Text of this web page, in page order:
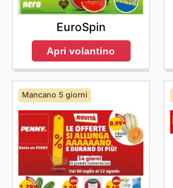
EuroSpin
Apri volantino
Mancano 5 giorni